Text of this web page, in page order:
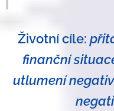
Životní cíle:
finanční
utlumení